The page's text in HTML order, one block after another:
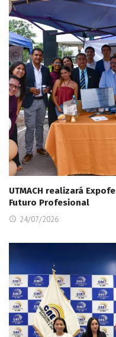
UTMACH realizará
Futuro Profesional
24/07/2026